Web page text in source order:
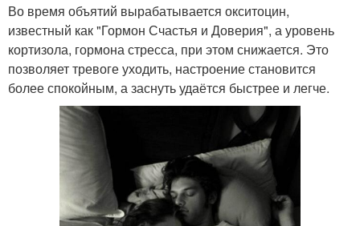
Во время объятий вырабатывается окситоцин,
известный как "Гормон Счастья и Доверия", а уровень
кортизола, гормона стресса, при этом снижается. Это
позволяет тревоге уходить, настроение становится
более спокойным, а заснуть удаётся быстрее и легче.